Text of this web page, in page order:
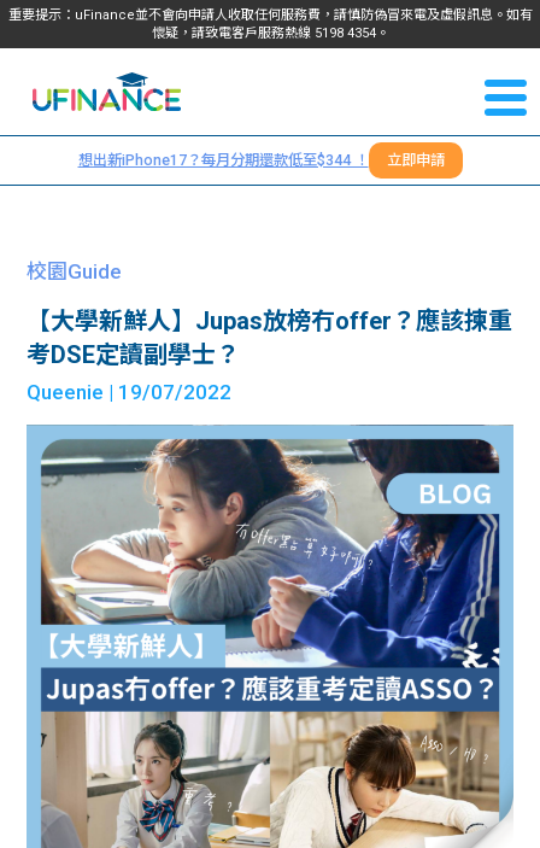
重要提示：uFinance並不會向申請人收取任何服務費，請慎防偽冒來電及虛假訊息。如有
懷疑，請致電客戶服務熱線 5198 4354。
我們
服務
貸款
貸款
計算
機
學生
故事
分享
資訊
Blog
大專
生筍
工推
介
搵工
常見
問題
學生
福利
uFina
nce
聯絡
我們
們
＋
想出新iPhone17？每月分期還款低至$344 ！ 立即申請
校園Guide
【大學新鮮人】Jupas放榜冇offer？應該揀重
考DSE定讀副學士？
Queenie | 19/07/2022